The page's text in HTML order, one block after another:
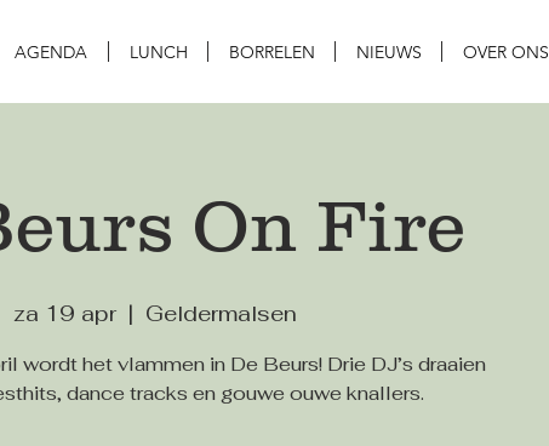
AGENDA LUNCH BORRELEN NIEUWS OVER ONS
On Fire
za 19 apr
  |
Geldermalsen
wordt het vlammen in De Beurs! Drie DJ’s draaien
dance tracks en gouwe ouwe knallers.